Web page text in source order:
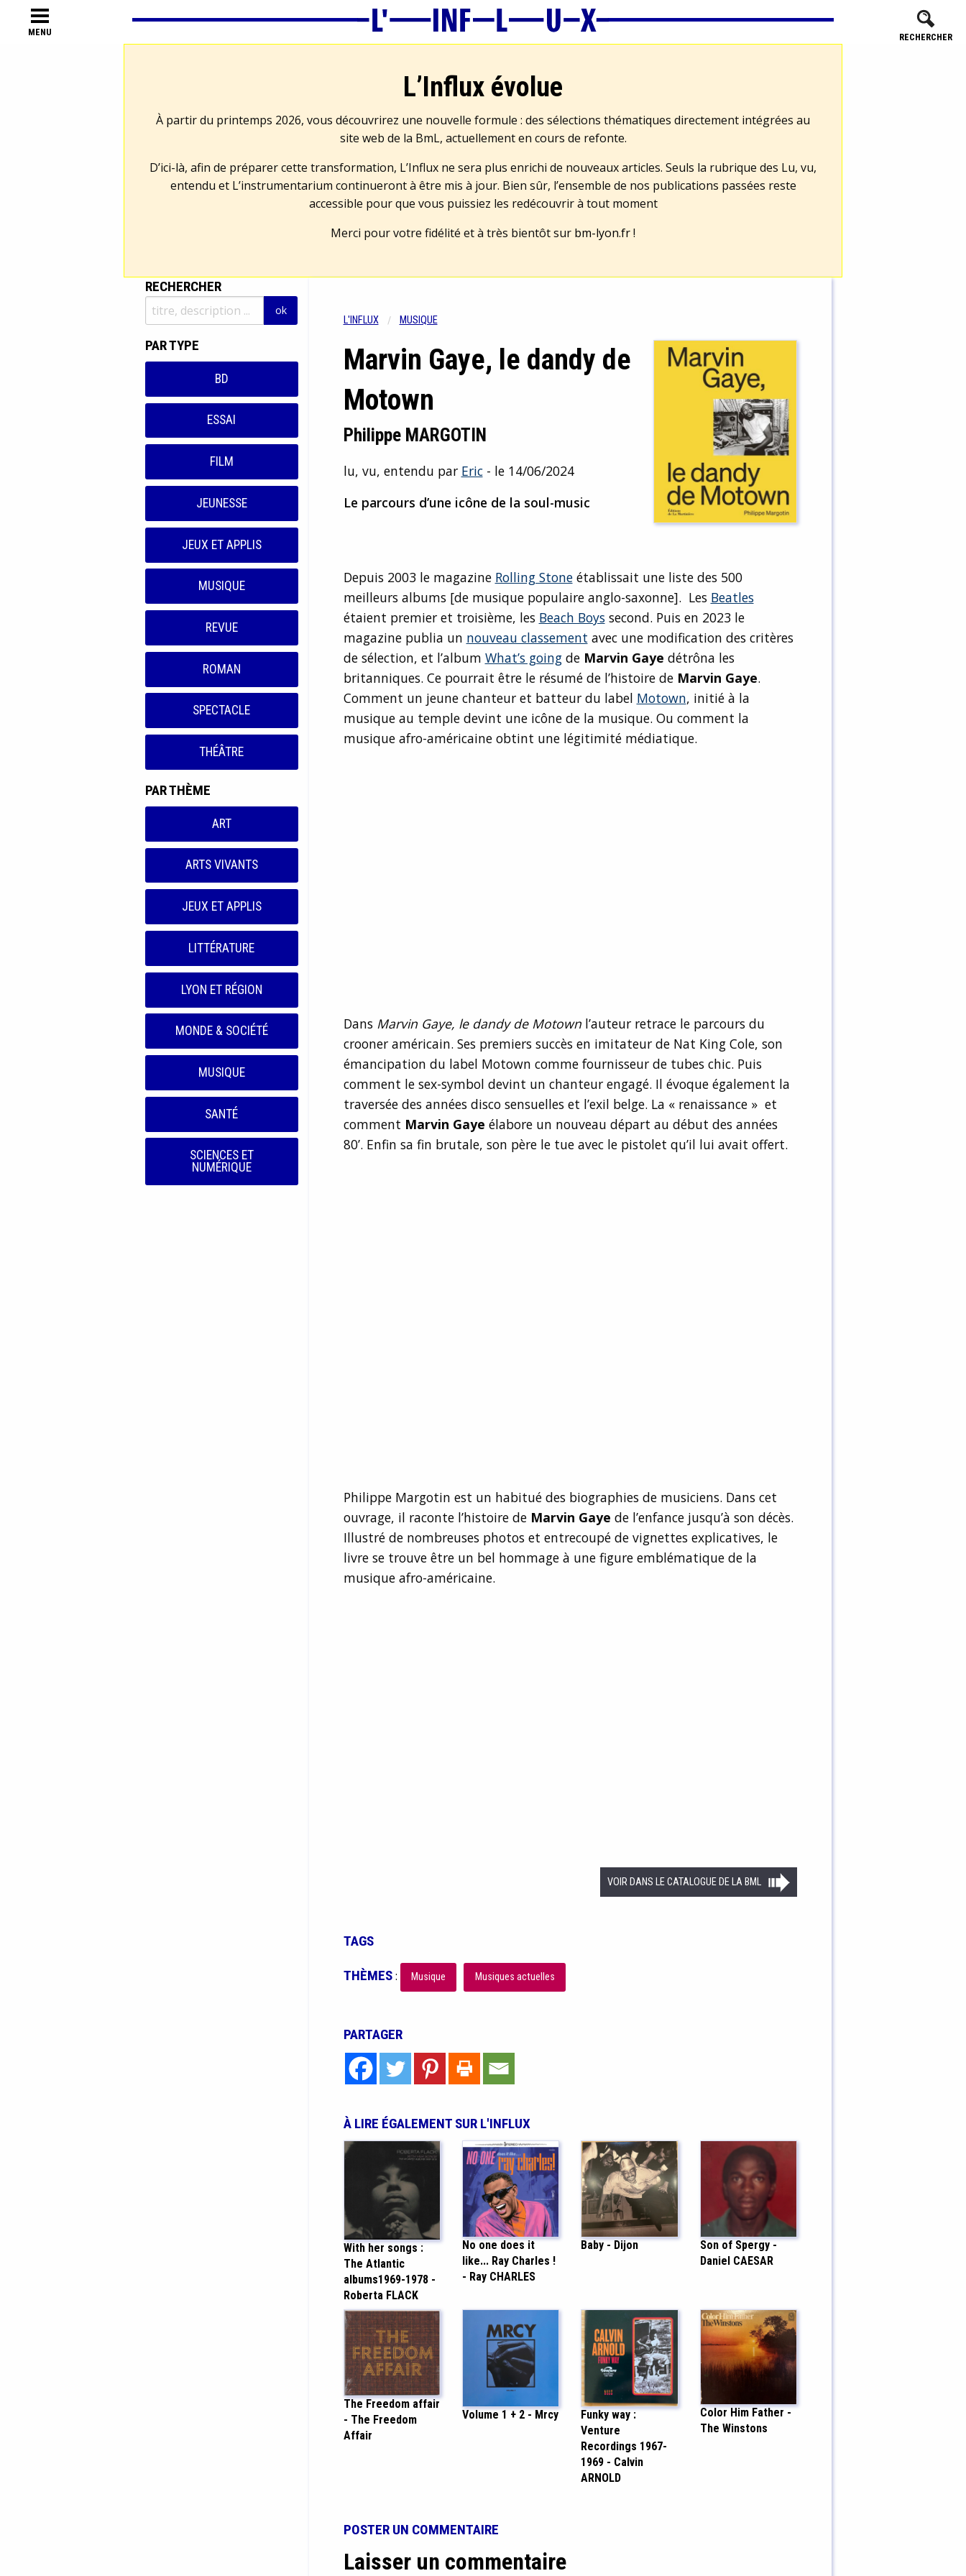
MENU RECHERCHER
L’Influx évolue
À partir du printemps 2026, vous découvrirez une nouvelle formule : des sélections thématiques directement intégrées au
site web de la BmL, actuellement en cours de refonte.
D’ici-là, afin de préparer cette transformation, L’Influx ne sera plus enrichi de nouveaux articles. Seuls la rubrique des Lu, vu,
entendu et L’instrumentarium continueront à être mis à jour. Bien sûr, l’ensemble de nos publications passées reste
accessible pour que vous puissiez les redécouvrir à tout moment
Merci pour votre fidélité et à très bientôt sur bm-lyon.fr!
RECHERCHER
PAR TYPE
BD
ESSAI
FILM
JEUNESSE
JEUX ET APPLIS
MUSIQUE
REVUE
ROMAN
SPECTACLE
THÉÂTRE
PAR THÈME
ART
ARTS VIVANTS
JEUX ET APPLIS
LITTÉRATURE
LYON ET RÉGION
MONDE & SOCIÉTÉ
MUSIQUE
SANTÉ
SCIENCES ET
NUMÉRIQUE
L'INFLUX MUSIQUE
Marvin Gaye, le dandy de
Motown
Philippe MARGOTIN
lu, vu, entendu par Eric- le 14/06/2024
Le parcours d’une icône de la soul-music
Depuis 2003 le magazine Rolling Stoneétablissait une liste des 500
meilleurs albums [de musique populaire anglo-saxonne]. Les Beatles
étaient premier et troisième, les Beach Boyssecond. Puis en 2023 le
magazine publia un nouveau classement avec une modification des critères
de sélection, et l’album What’s goingde Marvin Gaye détrôna les
britanniques. Ce pourrait être le résumé de l’histoire de Marvin Gaye.
Comment un jeune chanteur et batteur du label Motown, initié à la
musique au temple devint une icône de la musique. Ou comment la
musique afro-américaine obtint une légitimité médiatique.
Dans Marvin Gaye, le dandy de Motownl’auteur retrace le parcours du
crooner américain. Ses premiers succès en imitateur de Nat King Cole, son
émancipation du label Motown comme fournisseur de tubes chic. Puis
comment le sex-symbol devint un chanteur engagé. Il évoque également la
traversée des années disco sensuelles et l’exil belge. La « renaissance » et
comment Marvin Gaye élabore un nouveau départ au début des années
80’. Enfin sa fin brutale, son père le tue avec le pistolet qu’il lui avait offert.
Philippe Margotin est un habitué des biographies de musiciens. Dans cet
ouvrage, il raconte l’histoire de Marvin Gaye de l’enfance jusqu’à son décès.
Illustré de nombreuses photos et entrecoupé de vignettes explicatives, le
livre se trouve être un bel hommage à une figure emblématique de la
musique afro-américaine.
VOIR DANS LE CATALOGUE DE LA BML
TAGS
THÈMES: Musique Musiques actuelles
PARTAGER
À LIRE ÉGALEMENT SUR L'INFLUX
With her songs :
The Atlantic
albums1969-1978 -
Roberta FLACK
No one does it
like... Ray Charles !
- Ray CHARLES
Baby - Dijon
Son of Spergy -
Daniel CAESAR
The Freedom affair
- The Freedom
Affair
Volume 1 + 2 - Mrcy
Funky way :
Venture
Recordings 1967-
1969 - Calvin
ARNOLD
Color Him Father -
The Winstons
POSTER UN COMMENTAIRE
Laisser un commentaire